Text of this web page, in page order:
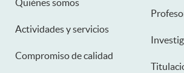
Quiénes somos
Actividades y servicios
Compromiso de calidad